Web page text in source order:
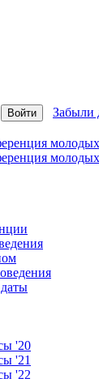
Войти
Забыли
'20
'21
'22